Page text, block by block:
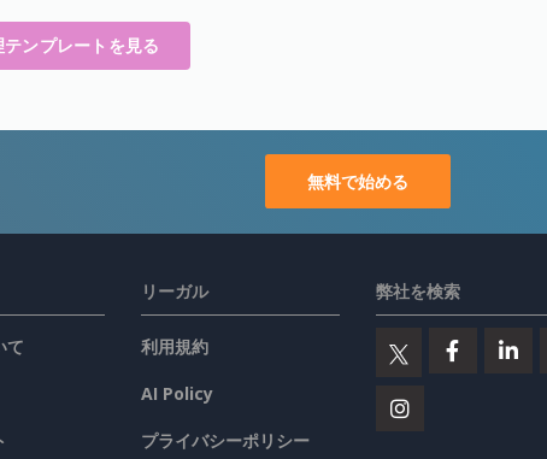
ンプレートを見る
無料で始める
て
リーガル
利用規約
AI Policy
プライバシーポリシー
弊社を検索